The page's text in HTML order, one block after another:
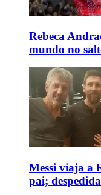
Rebeca
mundo no
Messi viaja a
pai;